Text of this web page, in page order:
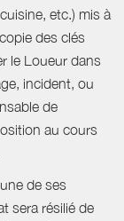
etc.) mis à
des clés
le Loueur dans
incident, ou
de
au cours
de ses
sera résilié de